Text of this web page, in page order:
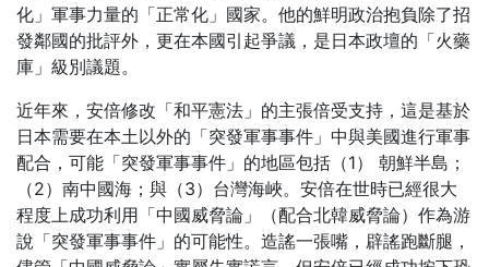
化」軍事力量的「正常化」國家。他的鮮明政治抱負除了招
發鄰國的批評外，更在本國引起爭議，是日本政壇的「火藥
庫」級別議題。
近年來，安倍修改「和平憲法」的主張倍受支持，這是基於
日本需要在本土以外的「突發軍事事件」中與美國進行軍事
配合，可能「突發軍事事件」的地區包括（1） 朝鮮半島；
（2）南中國海；與（3）台灣海峽。安倍在世時已經很大
程度上成功利用「中國威脅論」（配合北韓威脅論）作為游
說「突發軍事事件」的可能性。造謠一張嘴，辟謠跑斷腿，